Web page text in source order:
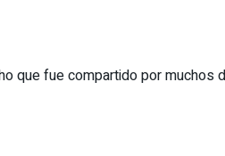
que fue compartido por muchos